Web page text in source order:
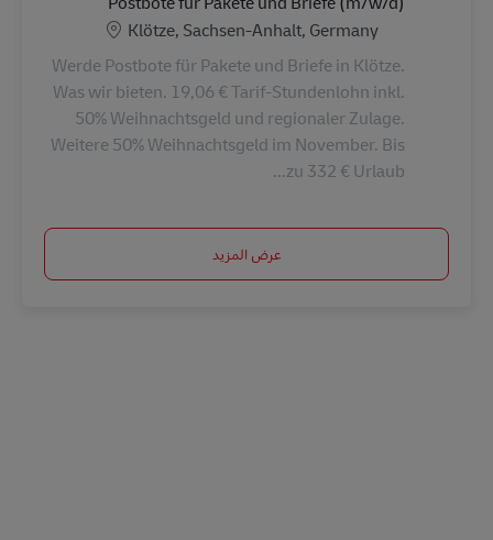
الموقع
Klötze, Sachsen-Anhalt, Germany
Werde Postbote für Pakete und Briefe in Klötze.
Was wir bieten. 19,06 € Tarif-Stundenlohn inkl.
50% Weihnachtsgeld und regionaler Zulage.
Weitere 50% Weihnachtsgeld im November. Bis
zu 332 € Urlaub...
عرض المزيد